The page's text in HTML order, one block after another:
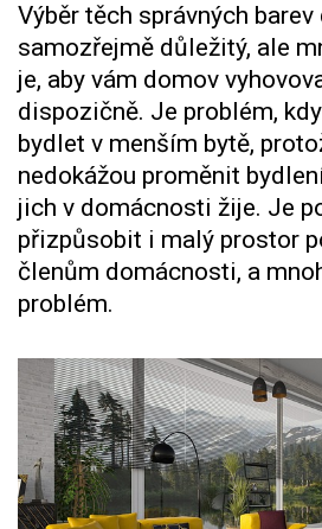
Výběr těch správných
samozřejmě důležitý, ale
je, aby vám domov
dispozičně. Je problém,
bydlet v menším bytě,
nedokážou proměnit
jich v domácnosti žije. Je
přizpůsobit i malý prostor
členům domácnosti, a
problém.